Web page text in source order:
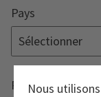
Nous
Pays
Remarques